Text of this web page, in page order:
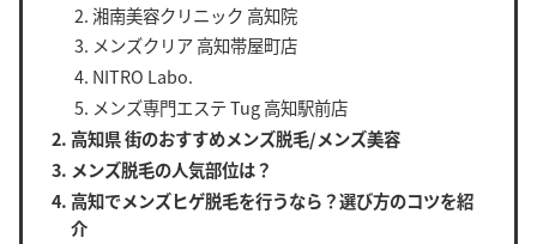
湘南美容クリニック 高知院
メンズクリア 高知帯屋町店
NITRO Labo.
メンズ専門エステ Tug 高知駅前店
高知県 街のおすすめメンズ脱毛/メンズ美容
メンズ脱毛の人気部位は？
高知でメンズヒゲ脱毛を行うなら？選び方のコツを紹
介